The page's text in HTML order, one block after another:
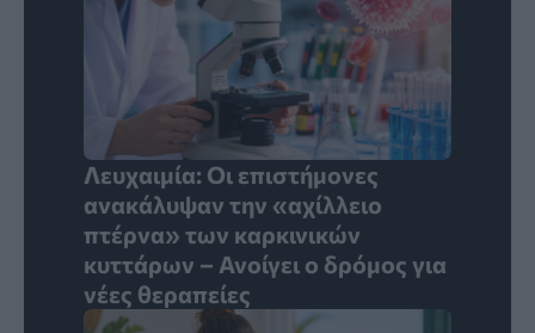
Λευχαιμία: Οι επιστήμονες
ανακάλυψαν την «αχίλλειο
πτέρνα» των καρκινικών
κυττάρων – Ανοίγει ο δρόμος για
νέες θεραπείες